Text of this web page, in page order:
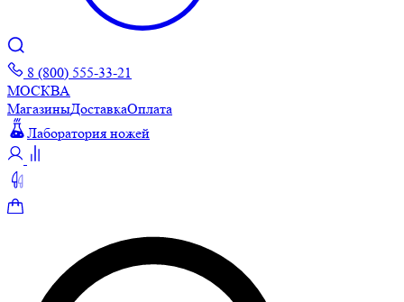
8 (800) 555-33-21
МОСКВА
МагазиныДоставкаОплата
Лаборатория ножей